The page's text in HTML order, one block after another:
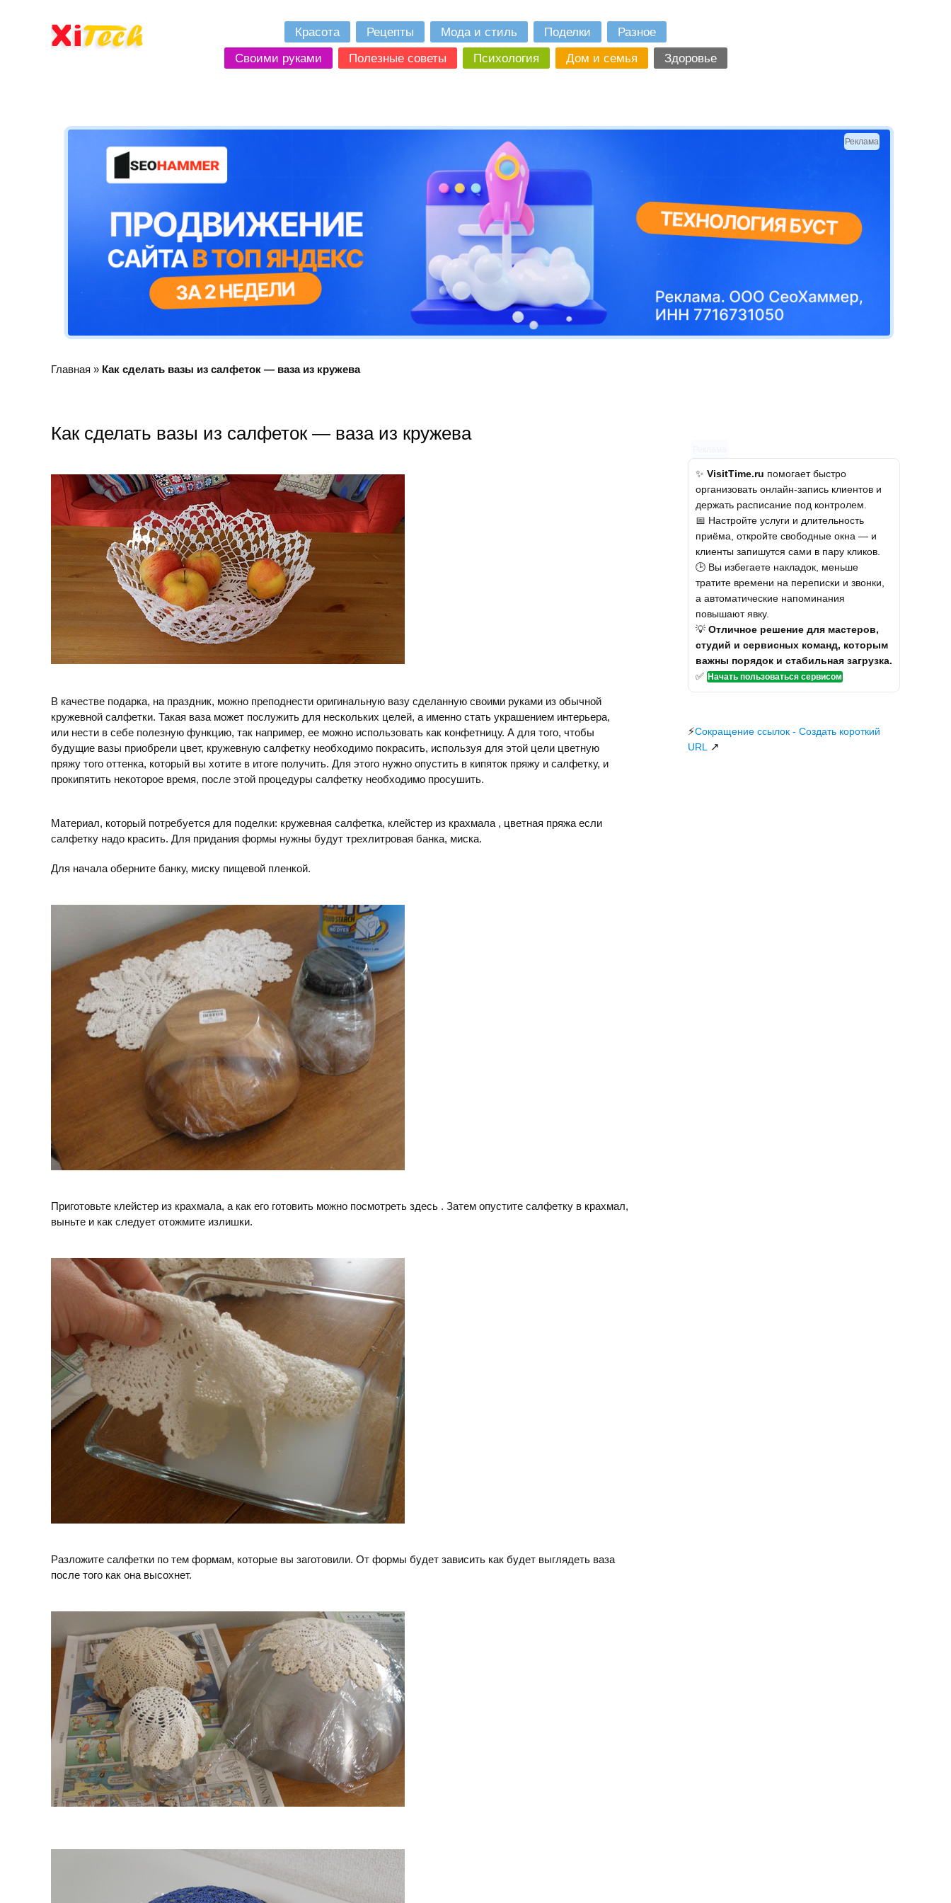
Красота Рецепты Мода и стиль Поделки
Разное
Своими руками
Полезные советы Психология Дом и семья Здоровье
Реклама
Главная » Как сделать вазы из салфеток — ваза из кружева
Как сделать вазы из салфеток — ваза из кружева
В качестве подарка, на праздник, можно преподнести оригинальную вазу сделанную своими руками из обычной
кружевной салфетки. Такая ваза может послужить для нескольких целей, а именно стать украшением интерьера,
или нести в себе полезную функцию, так например, ее можно использовать как конфетницу. А для того, чтобы
будущие вазы приобрели цвет, кружевную салфетку необходимо покрасить, используя для этой цели цветную
пряжу того оттенка, который вы хотите в итоге получить. Для этого нужно опустить в кипяток пряжу и салфетку, и
прокипятить некоторое время, после этой процедуры салфетку необходимо просушить.
Материал, который потребуется для поделки: кружевная салфетка, клейстер из крахмала , цветная пряжа если
салфетку надо красить. Для придания формы нужны будут трехлитровая банка, миска.
Для начала оберните банку, миску пищевой пленкой.
Приготовьте клейстер из крахмала, а как его готовить можно посмотреть здесь . Затем опустите салфетку в крахмал,
выньте и как следует отожмите излишки.
Разложите салфетки по тем формам, которые вы заготовили. От формы будет зависить как будет выглядеть ваза
после того как она высохнет.
✨ VisitTime.ru помогает быстро
организовать онлайн-запись клиентов и
держать расписание под контролем.
📅 Настройте услуги и длительность
приёма, откройте свободные окна — и
клиенты запишутся сами в пару кликов.
🕒 Вы избегаете накладок, меньше
тратите времени на переписки и звонки,
а автоматические напоминания
повышают явку.
💡 Отличное решение для мастеров,
студий и сервисных команд, которым
важны порядок и стабильная загрузка.
✅ Начать пользоваться сервисом
⚡Сокращение ссылок - Создать короткий
URL
↗